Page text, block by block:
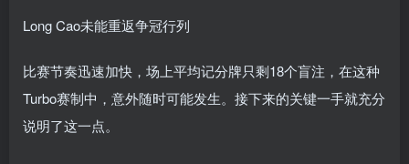
Long Cao未能重返争冠行列
比赛节奏迅速加快，场上平均记分牌只剩18个盲注，在这种
Turbo赛制中，意外随时可能发生。接下来的关键一手就充分
说明了这一点。